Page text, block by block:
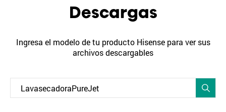
Descargas
Ingresa el modelo de tu producto Hisense para ver sus
archivos descargables